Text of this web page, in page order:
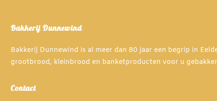
Bakkerij Dunnewind
Bakkerij Dunnewind is al meer dan 80 jaar een begrip in
grootbrood, kleinbrood en banketproducten voor u
Contact